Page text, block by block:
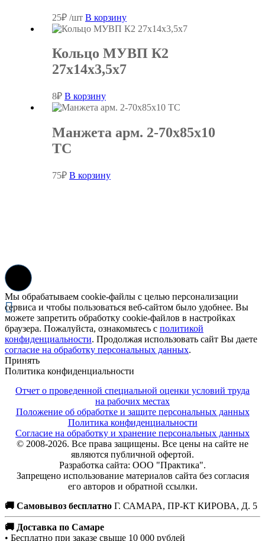
25₽ /шт В корзину
Кольцо МУВП К2
27х14х3,5х7
8₽ В корзину
Манжета арм. 2-70х85х10
ТС
75₽ В корзину
Мы обрабатываем cookie-файлы с целью персонализации
сервиса и чтобы пользоваться веб-сайтом было удобнее. Вы
можете запретить обработку cookie-файлов в настройках
браузера. Пожалуйста, ознакомьтесь с политикой
конфиденциальности. Продолжая использовать сайт Вы даете
согласие на обработку персональных данных.
Принять
Политика конфиденциальности
Отчет о проведенной специальной оценки условий труда
на рабочих местах
Положение об обработке и защите персональных данных
Политика конфиденциальности
Согласие на обработку и хранение персональных данных
© 2008-2026. Все права защищены. Все цены на сайте не
являются публичной офертой.
Разработка сайта: ООО "Практика".
Запрещено использование материалов сайта без согласия
его авторов и обратной ссылки.
🚚 Самовывоз бесплатно Г. САМАРА, ПР-КТ КИРОВА, Д. 5
🚚 Доставка по Самаре
• Бесплатно при заказе свыше 10 000 рублей